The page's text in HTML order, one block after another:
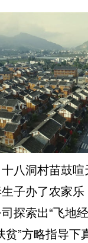
洞村苗鼓喧
子办了农家
探索出“飞地
贫”方略指导下